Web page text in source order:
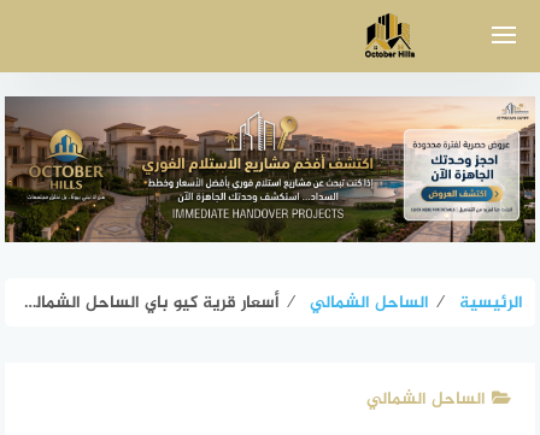
الرئيسية ⁄ الساحل الشمالي ⁄ أسعار قرية كيو باي الساحل الشمالي Q Bay North Coast والأقساط
الساحل الشمالي